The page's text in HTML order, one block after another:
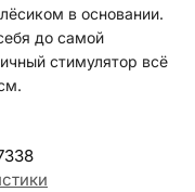
в основании.
до самой
стимулятор всё